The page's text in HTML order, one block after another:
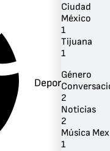
Deportes
Ciudad
México
1
Tijuana
1
Género
2
Noticias
2
Música
1